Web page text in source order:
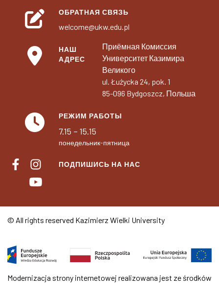
ОБРАТНАЯ СВЯЗЬ
welcome@ukw.edu.pl
НАШ
АДРЕС
Приёмная Комиссия
Университет Казимира
Великого
ul. Łużycka 24, pok. 1
85-096 Bydgoszcz, Польша
РЕЖИМ РАБОТЫ
7.15 – 15.15
понедельник-пятница
ПОДПИШИСЬ НА НАС
© All rights reserved Kazimierz Wielki University
Modernizacja strony internetowej realizowana jest ze środków